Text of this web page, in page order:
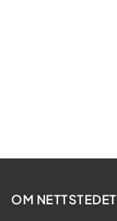
OM NETTSTEDET